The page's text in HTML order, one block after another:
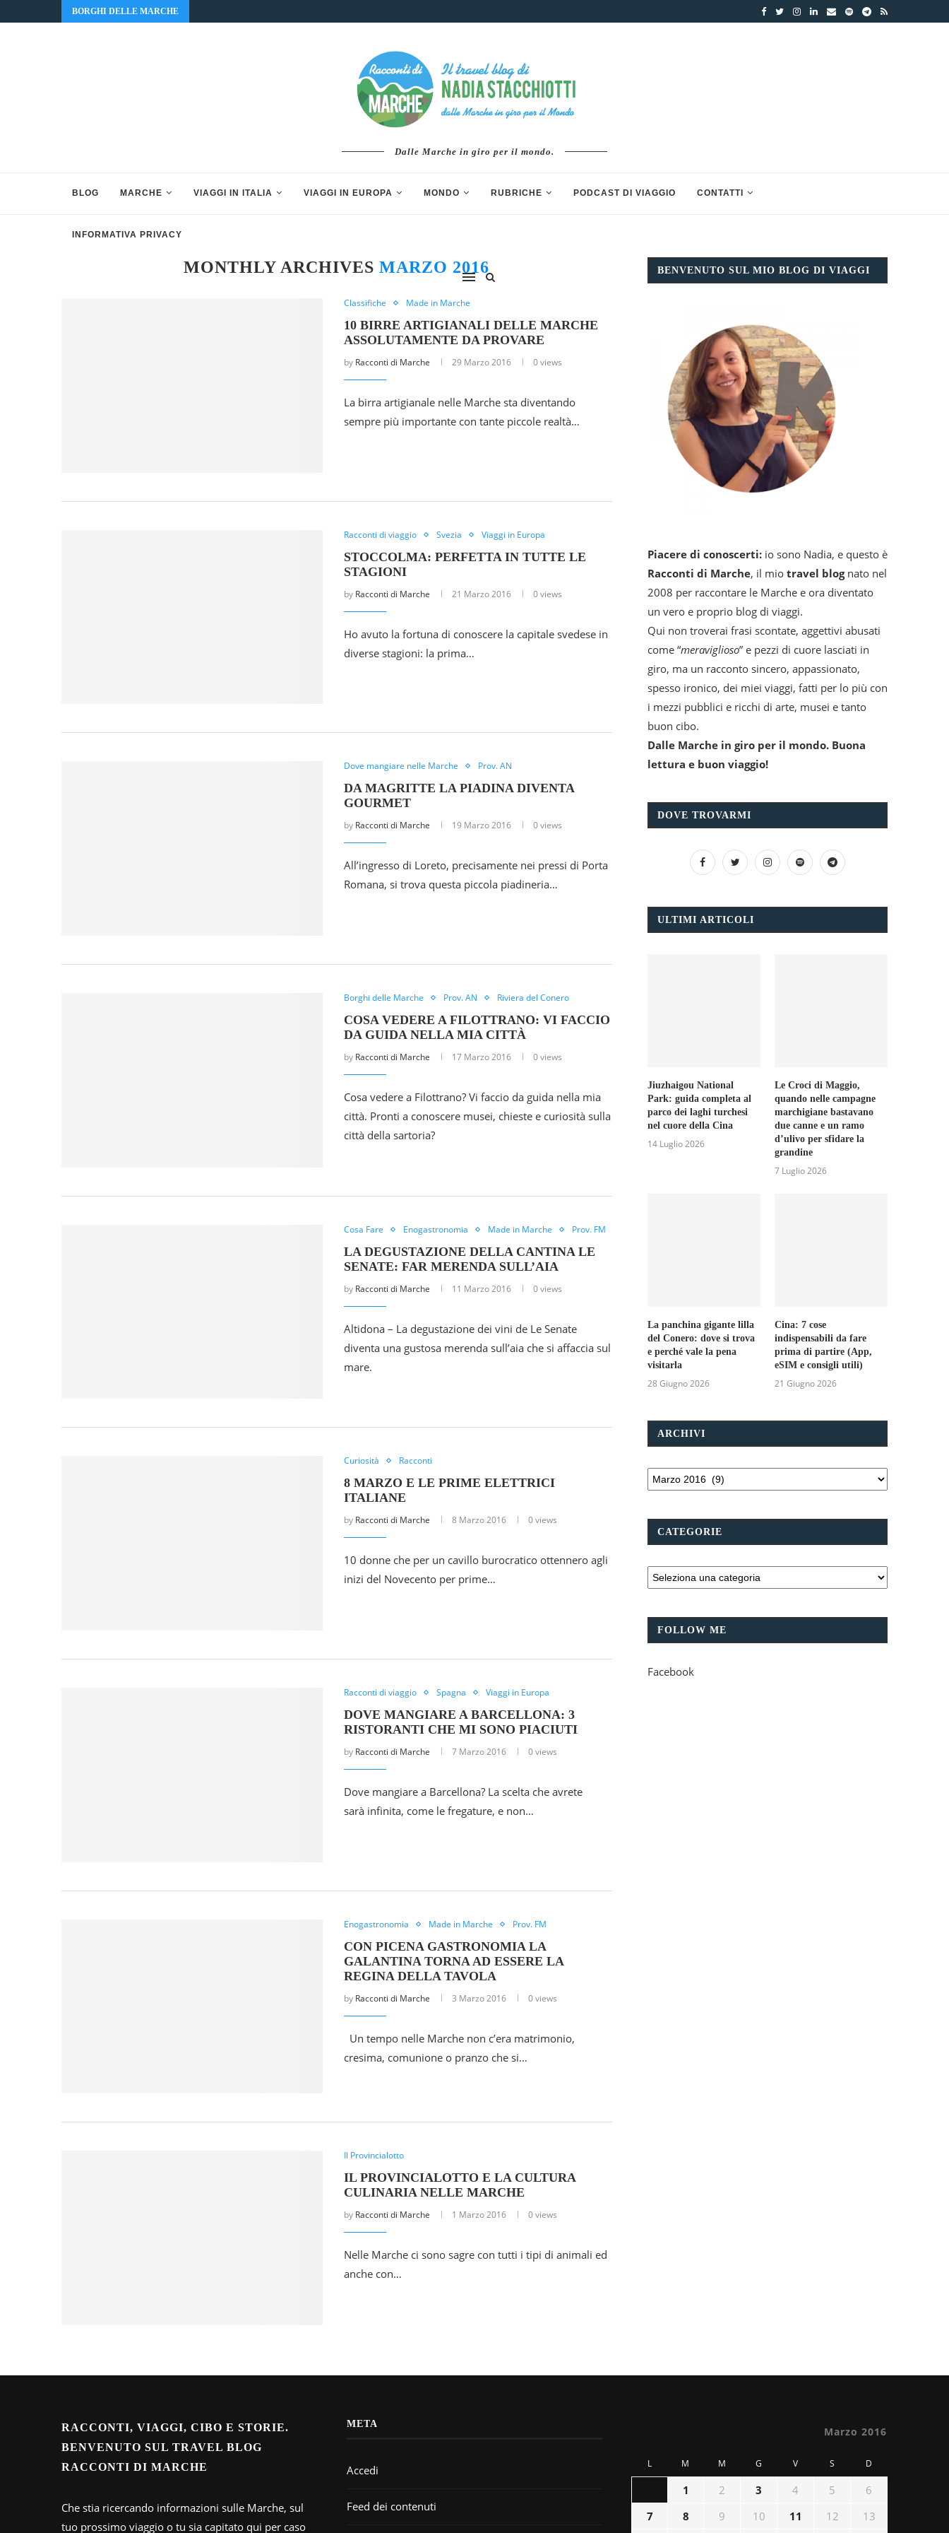
BORGHI DELLE MARCHE
Dalle Marche in giro per il mondo.
BLOG MARCHE VIAGGI IN ITALIA VIAGGI IN EUROPA MONDO RUBRICHE PODCAST DI VIAGGIO CONTATTI
INFORMATIVA PRIVACY
MONTHLY ARCHIVESMARZO 2016
Classifiche Made in Marche
10 BIRRE ARTIGIANALI DELLE MARCHE
ASSOLUTAMENTE DA PROVARE
by Racconti di Marche 29 Marzo 2016 0 views
La birra artigianale nelle Marche sta diventando
sempre più importante con tante piccole realtà…
Racconti di viaggio Svezia Viaggi in Europa
STOCCOLMA: PERFETTA IN TUTTE LE
STAGIONI
by Racconti di Marche 21 Marzo 2016 0 views
Ho avuto la fortuna di conoscere la capitale svedese in
diverse stagioni: la prima…
Dove mangiare nelle Marche Prov. AN
DA MAGRITTE LA PIADINA DIVENTA
GOURMET
by Racconti di Marche 19 Marzo 2016 0 views
All’ingresso di Loreto, precisamente nei pressi di Porta
Romana, si trova questa piccola piadineria…
Borghi delle Marche Prov. AN Riviera del Conero
COSA VEDERE A FILOTTRANO: VI FACCIO
DA GUIDA NELLA MIA CITTÀ
by Racconti di Marche 17 Marzo 2016 0 views
Cosa vedere a Filottrano? Vi faccio da guida nella mia
città. Pronti a conoscere musei, chieste e curiosità sulla
città della sartoria?
Cosa Fare Enogastronomia Made in Marche Prov. FM
LA DEGUSTAZIONE DELLA CANTINA LE
SENATE: FAR MERENDA SULL’AIA
by Racconti di Marche 11 Marzo 2016 0 views
Altidona – La degustazione dei vini de Le Senate
diventa una gustosa merenda sull’aia che si affaccia sul
mare.
Curiosità Racconti
8 MARZO E LE PRIME ELETTRICI
ITALIANE
by Racconti di Marche 8 Marzo 2016 0 views
10 donne che per un cavillo burocratico ottennero agli
inizi del Novecento per prime…
Racconti di viaggio Spagna Viaggi in Europa
DOVE MANGIARE A BARCELLONA: 3
RISTORANTI CHE MI SONO PIACIUTI
by Racconti di Marche 7 Marzo 2016 0 views
Dove mangiare a Barcellona? La scelta che avrete
sarà infinita, come le fregature, e non…
Enogastronomia Made in Marche Prov. FM
CON PICENA GASTRONOMIA LA
GALANTINA TORNA AD ESSERE LA
REGINA DELLA TAVOLA
by Racconti di Marche 3 Marzo 2016 0 views
Un tempo nelle Marche non c’era matrimonio,
cresima, comunione o pranzo che si…
Il Provincialotto
IL PROVINCIALOTTO E LA CULTURA
CULINARIA NELLE MARCHE
by Racconti di Marche 1 Marzo 2016 0 views
Nelle Marche ci sono sagre con tutti i tipi di animali ed
anche con…
BENVENUTO SUL MIO BLOG DI VIAGGI
Piacere di conoscerti: io sono Nadia, e questo è
Racconti di Marche, il mio travel blognato nel
2008 per raccontare le Marche e ora diventato
un vero e proprio blog di viaggi.
Qui non troverai frasi scontate, aggettivi abusati
come “meraviglioso” e pezzi di cuore lasciati in
giro, ma un racconto sincero, appassionato,
spesso ironico, dei miei viaggi, fatti per lo più con
i mezzi pubblici e ricchi di arte, musei e tanto
buon cibo.
Dalle Marche in giro per il mondo. Buona
lettura e buon viaggio!
DOVE TROVARMI
ULTIMI ARTICOLI
Jiuzhaigou National
Park: guida completa al
parco dei laghi turchesi
nel cuore della Cina
14 Luglio 2026
Le Croci di Maggio,
quando nelle campagne
marchigiane bastavano
due canne e un ramo
d’ulivo per sfidare la
grandine
7 Luglio 2026
La panchina gigante lilla
del Conero: dove si trova
e perché vale la pena
visitarla
28 Giugno 2026
Cina: 7 cose
indispensabili da fare
prima di partire (App,
eSIM e consigli utili)
21 Giugno 2026
ARCHIVI
CATEGORIE
FOLLOW ME
Facebook
RACCONTI, VIAGGI, CIBO E STORIE.
BENVENUTO SUL TRAVEL BLOG
RACCONTI DI MARCHE
Che stia ricercando informazioni sulle Marche, sul
tuo prossimo viaggio o tu sia capitato qui per caso
META
Accedi
Feed dei contenuti
Marzo 2016
L M M G V S D
1 2 3 4 5
6
7
8 9 10 11 12 13